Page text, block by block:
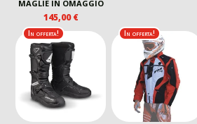
MAGLIE IN OMAGGIO
145,00€
In offerta! In offerta!